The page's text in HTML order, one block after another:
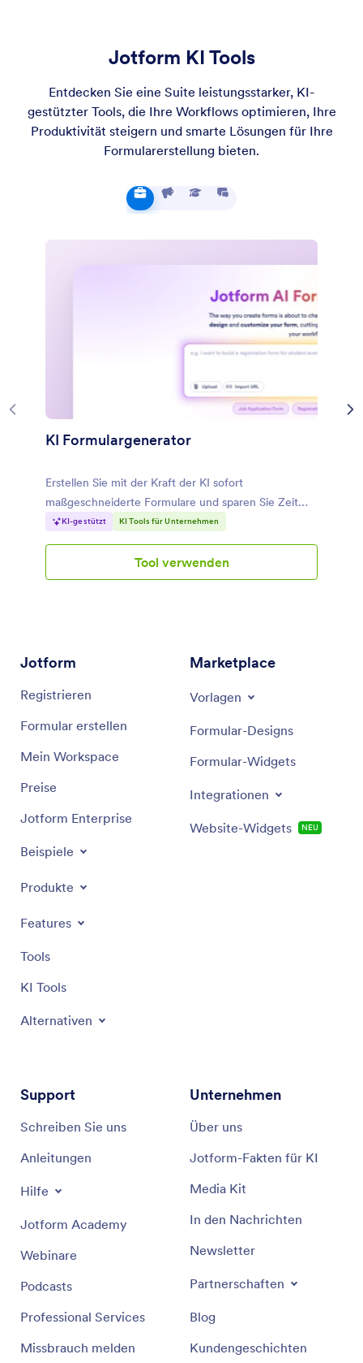
Jotform KI Tools
Entdecken Sie eine Suite leistungsstarker, KI-
gestützter Tools, die Ihre Workflows optimieren, Ihre
Produktivität steigern und smarte Lösungen für Ihre
Formularerstellung bieten.
KI Formulargenerator
Erstellen Sie mit der Kraft der KI sofort
maßgeschneiderte Formulare und sparen Sie Zeit
und Mühe.
KI-gestützt KI Tools für Unternehmen
Tool verwendenKI Formulargenerator
Jotform
Registrieren
Formular erstellen
Mein Workspace
Preise
Jotform Enterprise
Beispiele
Produkte
Features
Tools
KI Tools
Alternativen
Marketplace
Vorlagen
Formular-Designs
Formular-Widgets
Integrationen
Website-Widgets NEU
Support
Schreiben Sie uns
Anleitungen
Hilfe
Jotform Academy
Webinare
Podcasts
Professional Services
Missbrauch melden
Unternehmen
Über uns
Jotform-Fakten für KI
Media Kit
In den Nachrichten
Newsletter
Partnerschaften
Blog
Kundengeschichten